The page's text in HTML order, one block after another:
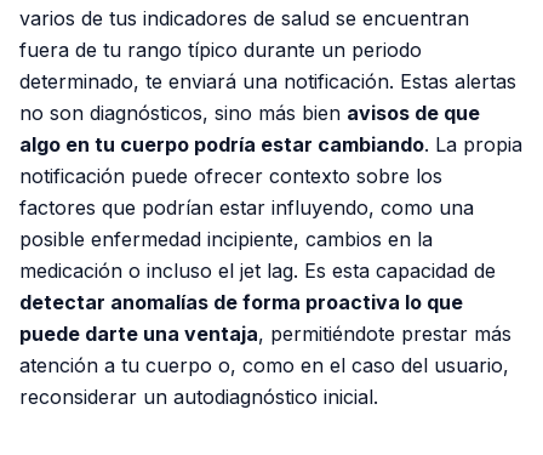
varios de tus indicadores de salud se encuentran
fuera de tu rango típico durante un periodo
determinado, te enviará una notificación. Estas alertas
no son diagnósticos, sino más bien avisos de que
algo en tu cuerpo podría estar cambiando. La propia
notificación puede ofrecer contexto sobre los
factores que podrían estar influyendo, como una
posible enfermedad incipiente, cambios en la
medicación o incluso el jet lag. Es esta capacidad de
detectar anomalías de forma proactiva lo que
puede darte una ventaja, permitiéndote prestar más
atención a tu cuerpo o, como en el caso del usuario,
reconsiderar un autodiagnóstico inicial.